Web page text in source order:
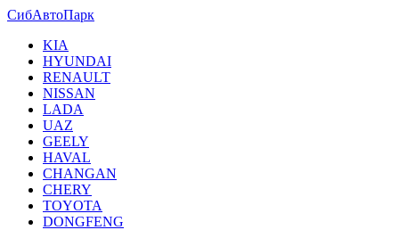
СибАвтоПарк
KIA
HYUNDAI
RENAULT
NISSAN
LADA
UAZ
GEELY
HAVAL
CHANGAN
CHERY
TOYOTA
DONGFENG